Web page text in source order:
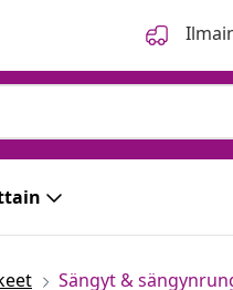
patjaa 90x190 cm
Sängyt &